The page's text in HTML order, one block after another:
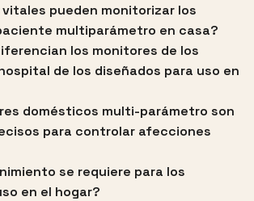
vitales pueden monitorizar los
multiparámetro en casa?
los monitores de los
de los diseñados para uso en
domésticos multi-parámetro son
para controlar afecciones
se requiere para los
en el hogar?